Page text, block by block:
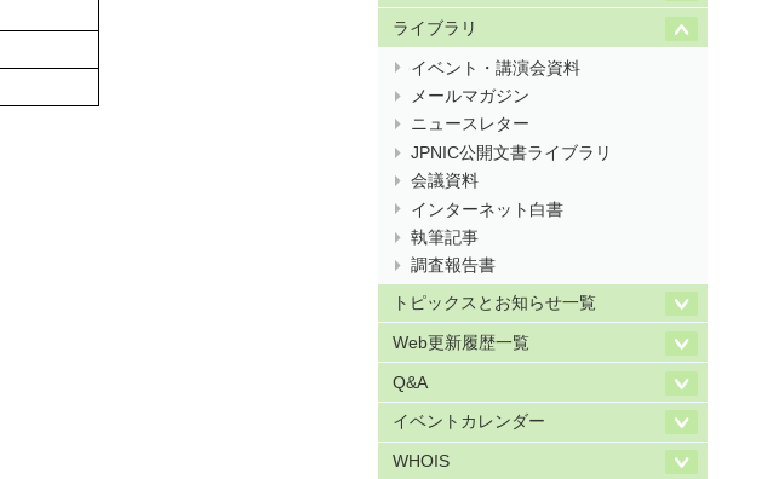
ライブラリ
イベント・講演会資料
メールマガジン
ニュースレター
JPNIC公開文書ライブラリ
会議資料
インターネット白書
執筆記事
調査報告書
トピックスとお知らせ一覧
Web更新履歴一覧
Q&A
イベントカレンダー
WHOIS